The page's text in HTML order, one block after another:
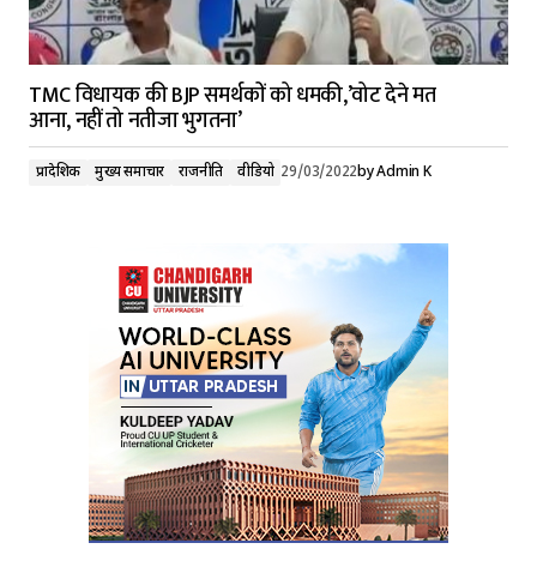
TMC विधायक की BJP समर्थकों को धमकी,’वोट देने मत
आना, नहीं तो नतीजा भुगतना’
प्रादेशिक मुख्य समाचार राजनीति वीडियो 29/03/2022byAdmin K